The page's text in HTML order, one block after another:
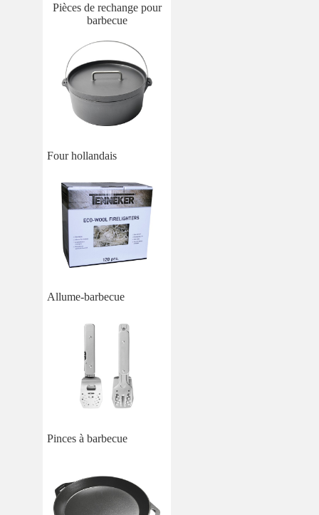
Pièces de rechange pour
barbecue
Four hollandais
Allume-barbecue
Pinces à barbecue